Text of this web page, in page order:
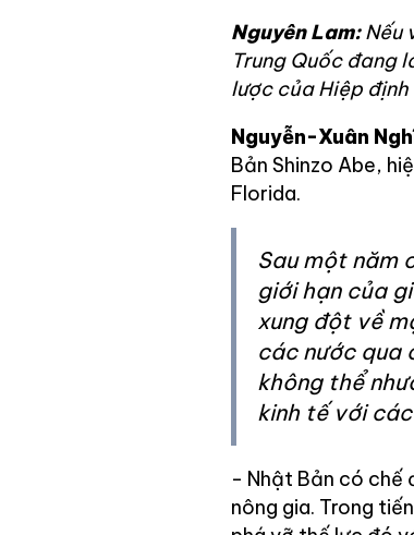
Nguyên Lam: Nếu
Trung Quốc đang
lược của Hiệp
Nguyễn-Xuân
Bản Shinzo Abe,
Florida.
Sau một năm
giới hạn của
xung đột về
các nước qua
không thể
kinh tế với
- Nhật Bản có chế
nông gia. Trong